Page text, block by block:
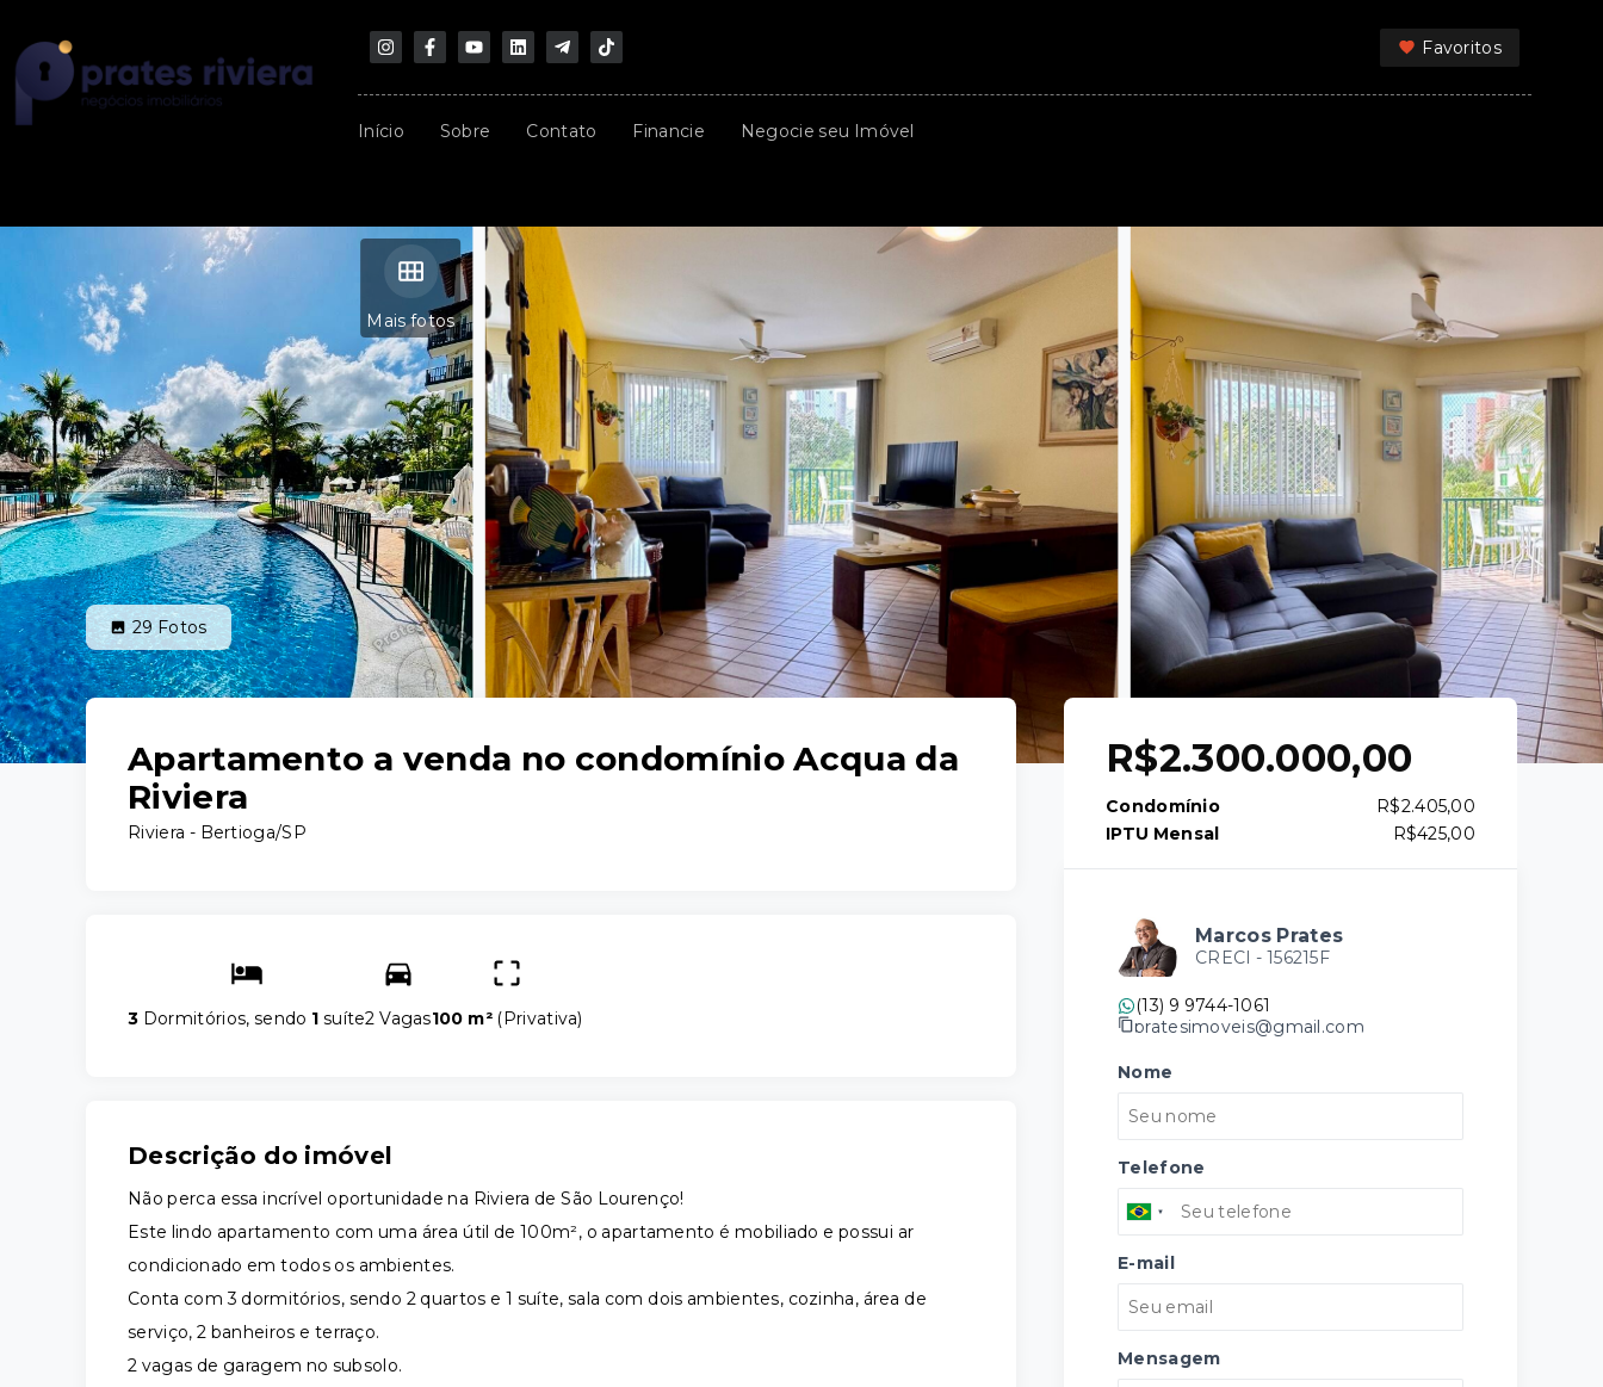
Favoritos
Início Sobre Contato Financie Negocie seu Imóvel
Mais fotos
29Fotos
Apartamento a venda no condomínio Acqua da
Riviera
Riviera - Bertioga/SP
3 Dormitórios, sendo 1 suíte2 Vagas100 m² (Privativa)
Descrição do imóvel
Não perca essa incrível oportunidade na Riviera de São Lourenço!
Este lindo apartamento com uma área útil de 100m², o apartamento é mobiliado e possui ar
condicionado em todos os ambientes.
Conta com 3 dormitórios, sendo 2 quartos e 1 suíte, sala com dois ambientes, cozinha, área de
serviço, 2 banheiros e terraço.
2 vagas de garagem no subsolo.
R$2.300.000,00
Condomínio
R$2.405,00
IPTU Mensal
R$425,00
Marcos Prates
CRECI - 156215F
(13) 9 9744-1061
pratesimoveis@gmail.com
Nome
Telefone
E-mail
Mensagem